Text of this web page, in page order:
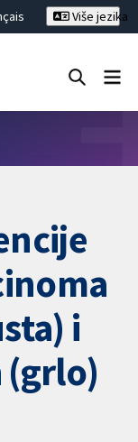
Više jezika
i